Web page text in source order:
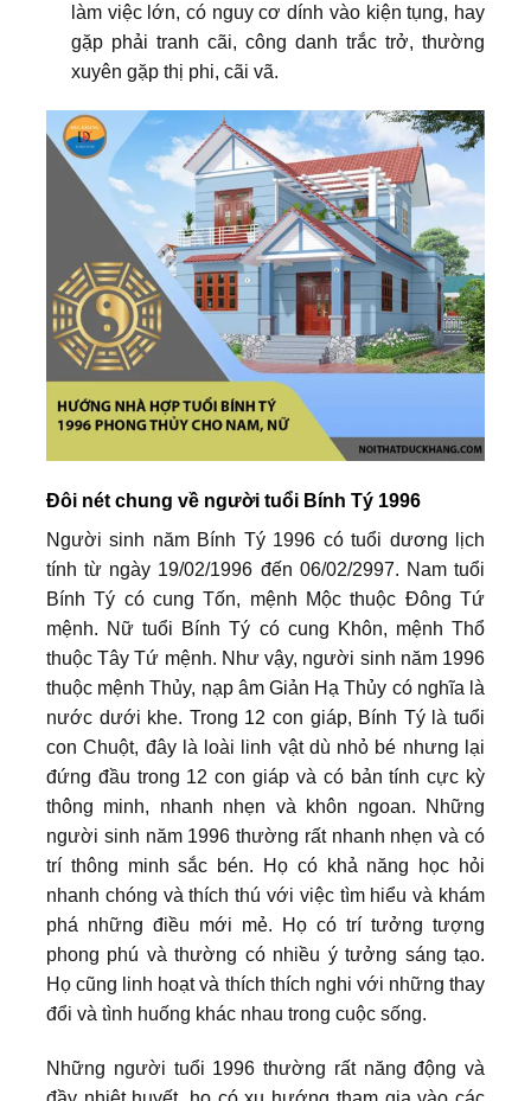
làm việc lớn, có nguy cơ dính vào kiện tụng, hay
gặp phải tranh cãi, công danh trắc trở, thường
xuyên gặp thị phi, cãi vã.
Đôi nét chung về người tuổi Bính Tý 1996
Người sinh năm Bính Tý 1996 có tuổi dương lịch
tính từ ngày 19/02/1996 đến 06/02/2997. Nam tuổi
Bính Tý có cung Tốn, mệnh Mộc thuộc Đông Tứ
mệnh. Nữ tuổi Bính Tý có cung Khôn, mệnh Thổ
thuộc Tây Tứ mệnh. Như vậy, người sinh năm 1996
thuộc mệnh Thủy, nạp âm Giản Hạ Thủy có nghĩa là
nước dưới khe. Trong 12 con giáp, Bính Tý là tuổi
con Chuột, đây là loài linh vật dù nhỏ bé nhưng lại
đứng đầu trong 12 con giáp và có bản tính cực kỳ
thông minh, nhanh nhẹn và khôn ngoan. Những
người sinh năm 1996 thường rất nhanh nhẹn và có
trí thông minh sắc bén. Họ có khả năng học hỏi
nhanh chóng và thích thú với việc tìm hiểu và khám
phá những điều mới mẻ. Họ có trí tưởng tượng
phong phú và thường có nhiều ý tưởng sáng tạo.
Họ cũng linh hoạt và thích thích nghi với những thay
đổi và tình huống khác nhau trong cuộc sống.
Những người tuổi 1996 thường rất năng động và